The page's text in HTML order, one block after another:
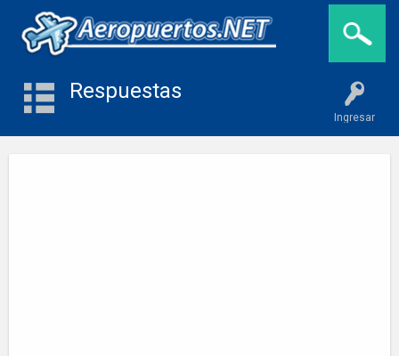
Ingresar
Respuestas